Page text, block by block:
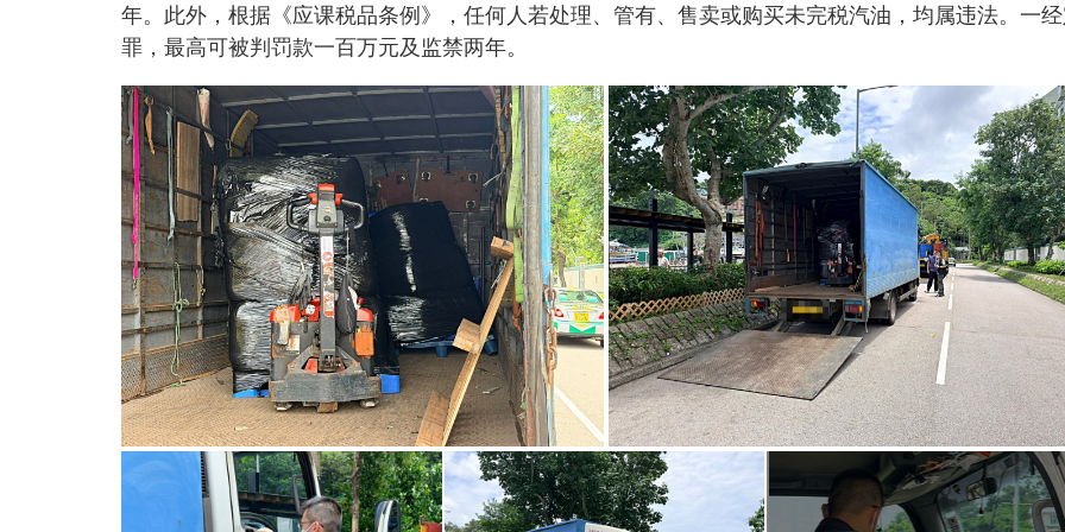
年。此外，根据《应课税品条例》，任何人若处理、管有、售卖或购买未完税汽油，均属违法。一
罪，最高可被判罚款一百万元及监禁两年。